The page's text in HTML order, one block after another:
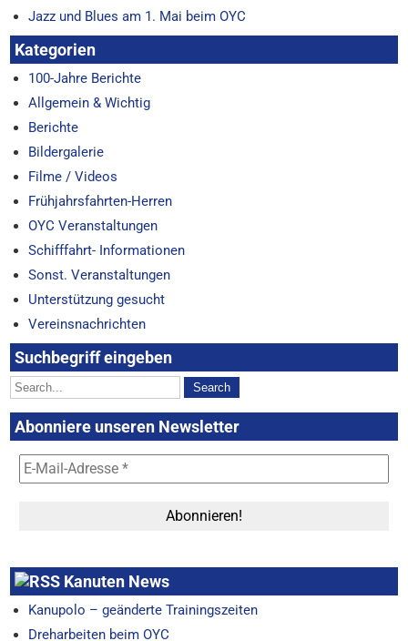
Jazz und Blues am 1. Mai beim OYC
Kategorien
100-Jahre Berichte
Allgemein & Wichtig
Berichte
Bildergalerie
Filme / Videos
Frühjahrsfahrten-Herren
OYC Veranstaltungen
Schifffahrt- Informationen
Sonst. Veranstaltungen
Unterstützung gesucht
Vereinsnachrichten
Suchbegriff eingeben
Abonniere unseren Newsletter
Kanuten News
Kanupolo – geänderte Trainingszeiten
Dreharbeiten beim OYC